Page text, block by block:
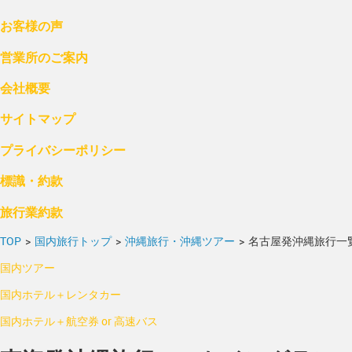
お客様の声
営業所のご案内
会社概要
サイトマップ
プライバシーポリシー
標識・約款
旅行業約款
TOP > 国内旅行トップ > 沖縄旅行・沖縄ツアー > 名古屋発沖縄旅行一
国内ツアー
国内ホテル＋レンタカー
国内ホテル＋航空券 or 高速バス